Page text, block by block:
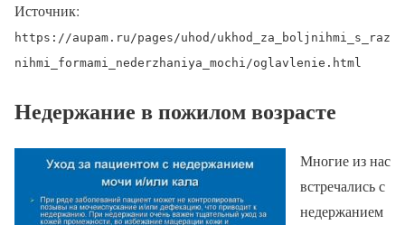
Источник:
https://aupam.ru/pages/uhod/ukhod_za_boljnihmi_s_raz
nihmi_formami_nederzhaniya_mochi/oglavlenie.html
Недержание в пожилом возрасте
Многие из нас
встречались с
недержанием